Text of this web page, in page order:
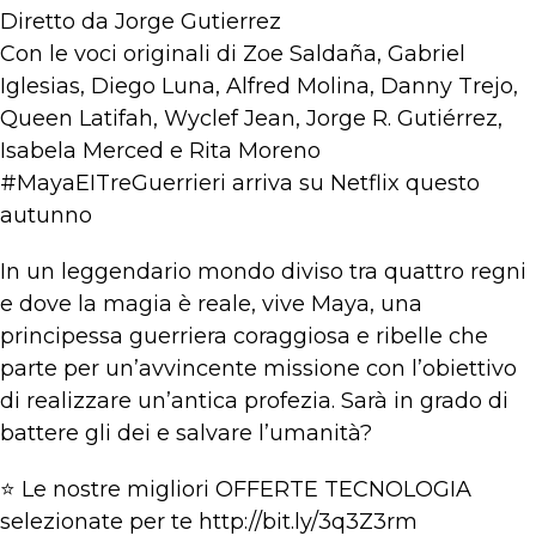
Diretto da Jorge Gutierrez
Con le voci originali di Zoe Saldaña, Gabriel
Iglesias, Diego Luna, Alfred Molina, Danny Trejo,
Queen Latifah, Wyclef Jean, Jorge R. Gutiérrez,
Isabela Merced e Rita Moreno
#MayaEITreGuerrieri arriva su Netflix questo
autunno
In un leggendario mondo diviso tra quattro regni
e dove la magia è reale, vive Maya, una
principessa guerriera coraggiosa e ribelle che
parte per un’avvincente missione con l’obiettivo
di realizzare un’antica profezia. Sarà in grado di
battere gli dei e salvare l’umanità?
⭐ Le nostre migliori OFFERTE TECNOLOGIA
selezionate per te http://bit.ly/3q3Z3rm